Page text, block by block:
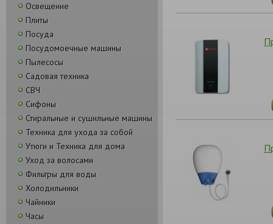
Освещение
Плиты
Посуда
Посудомоечные машины
Пылесосы
Садовая техника
СВЧ
Сифоны
Стиральные и сушильные машины
Техника для ухода за собой
Утюги и Техника для дома
Уход за волосами
Фильтры для воды
Холодильники
Чайники
Часы